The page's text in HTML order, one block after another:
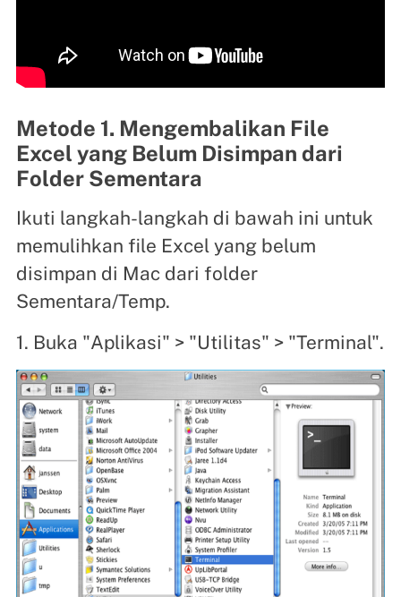
Metode 1. Mengembalikan File
Excel yang Belum Disimpan dari
Folder Sementara
Ikuti langkah-langkah di bawah ini untuk
memulihkan file Excel yang belum
disimpan di Mac dari folder
Sementara/Temp.
1. Buka "Aplikasi" > "Utilitas" > "Terminal".